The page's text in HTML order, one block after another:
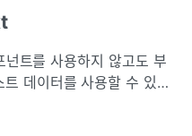
트를 사용하지 않고도 부
데이터를 사용할 수 있다.
질수 있기 때문이다.